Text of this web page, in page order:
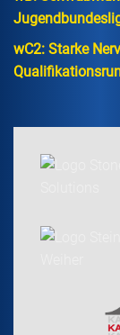
wC2: Starke